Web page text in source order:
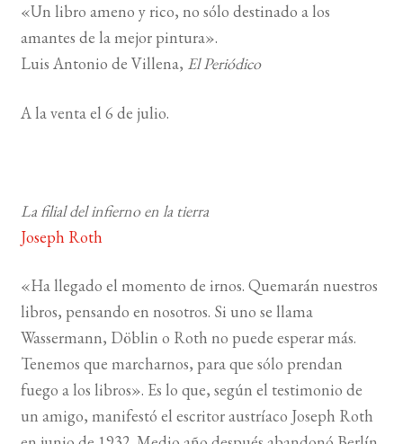
«Un libro ameno y rico, no sólo destinado a los
amantes de la mejor pintura».
Luis Antonio de Villena, El Periódico
A la venta el 6 de julio.
La filial del infierno en la tierra
Joseph Roth
«Ha llegado el momento de irnos. Quemarán nuestros
libros, pensando en nosotros. Si uno se llama
Wassermann, Döblin o Roth no puede esperar más.
Tenemos que marcharnos, para que sólo prendan
fuego a los libros». Es lo que, según el testimonio de
un amigo, manifestó el escritor austríaco Joseph Roth